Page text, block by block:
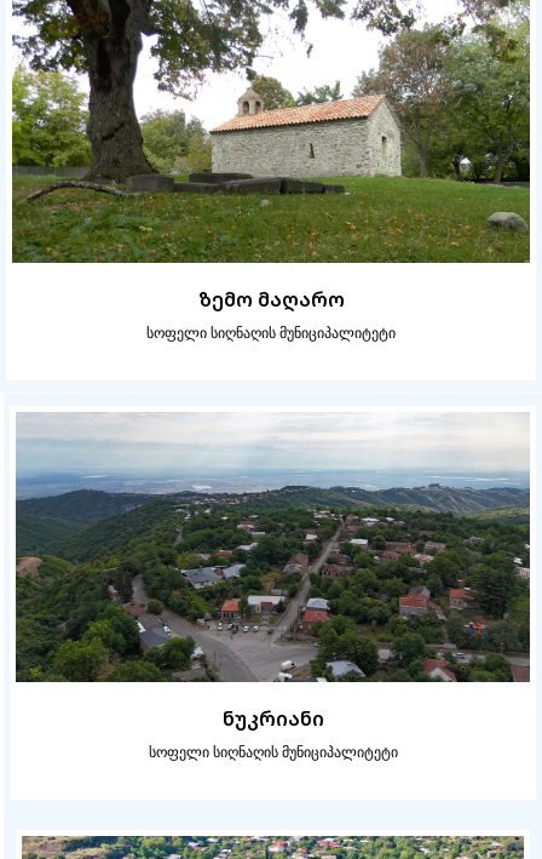
ზემო მაღარო
სოფელი სიღნაღის მუნიციპალიტეტი
ნუკრიანი
სოფელი სიღნაღის მუნიციპალიტეტი